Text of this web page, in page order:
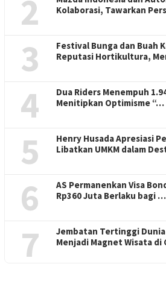
2
Kolaborasi, Tawarkan
3
Festival Bunga dan Buah
Reputasi Hortikultura,
4
Dua Riders Menempuh
Menitipkan Optimisme “…
5
Henry Husada Apresiasi
Libatkan UMKM dalam
6
AS Permanenkan Visa
Rp360 Juta Berlaku bagi …
7
Jembatan Tertinggi
Menjadi Magnet Wisata di